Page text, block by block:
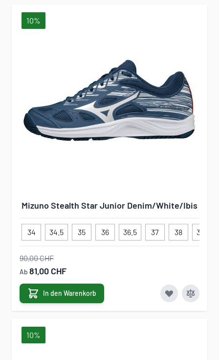
10%
Mizuno Stealth Star Junior Denim/White/Ibis
34 34.5 35 36 36.5 37 38 38.5
90,00 CHF
Ab 81,00 CHF
In den Warenkorb
10%